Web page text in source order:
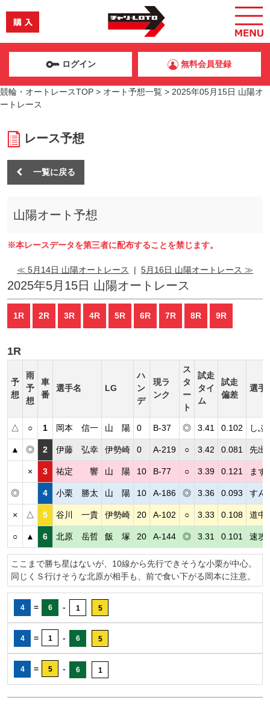
ログイン 無料会員登録
競輪・オートレースTOP > オート予想一覧 > 2025年05月15日 山陽オ
ートレース
レース予想
一覧に戻る
山陽オート予想
※本レースデータを第三者に配布することを禁じます。
≪ 5月14日 山陽オートレース | 5月16日 山陽オートレース ≫
2025年5月15日 山陽オートレース
1R 2R 3R 4R 5R 6R 7R 8R 9R
1R
予
想
雨
予
想
車
番
選手名 LG
ハ
ン
デ
現ラ
ンク
ス
タ
ー
ト
試走
タイ
ム
試走
偏差
選手
△ ○ 1 岡本 信一 山 陽 0 B-37 ◎ 3.41 0.102 しぶ
▲ ◎ 2 伊藤 弘幸 伊勢崎 0 A-219 ○ 3.42 0.081 先出
× 3 祐定 響 山 陽 10 B-77 ○ 3.39 0.121 まず
◎ 4 小栗 勝太 山 陽 10 A-186 ◎ 3.36 0.093 すん
× △ 5 谷川 一貴 伊勢崎 20 A-102 ○ 3.33 0.108 道中
○ ▲ 6 北原 岳哲 飯 塚 20 A-144 ◎ 3.31 0.101 速攻
ここまで勝ち星はないが、10線から先行できそうな小栗が中心。
同じくＳ行けそうな北原が相手も、前で食い下がる岡本に注意。
4 = 6 - 1 5
4 = 1 - 6 5
4 = 5 - 6 1